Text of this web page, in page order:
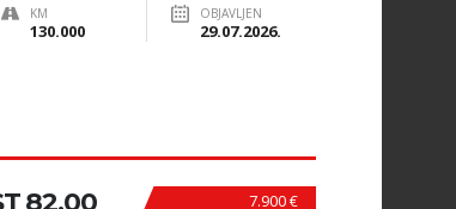
KM
130.000
OBJAVLJEN
29.07.2026.
7.900 €
82.00